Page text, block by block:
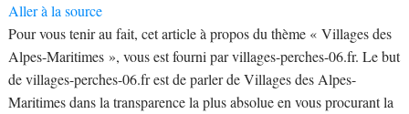
Aller à la source
Pour vous tenir au fait, cet article à propos du thème « Villages des
Alpes-Maritimes », vous est fourni par villages-perches-06.fr. Le but
de villages-perches-06.fr est de parler de Villages des Alpes-
Maritimes dans la transparence la plus absolue en vous procurant la